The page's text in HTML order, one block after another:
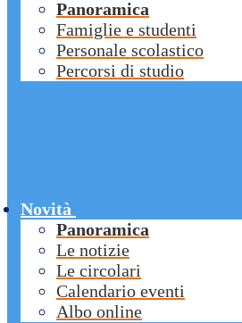
Panoramica
Famiglie e studenti
Personale scolastico
Percorsi di studio
Novità
Panoramica
Le notizie
Le circolari
Calendario eventi
Albo online